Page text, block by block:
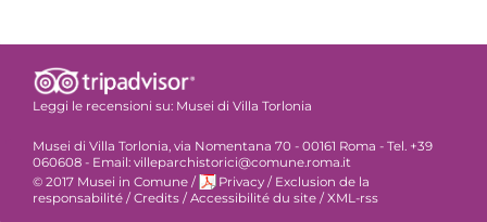
Leggi le recensioni su: Musei di Villa Torlonia
Musei di Villa Torlonia, via Nomentana 70 - 00161 Roma - Tel. +39
060608 - Email: villeparchistorici@comune.roma.it
© 2017 Musei in Comune / Privacy / Exclusion de la
responsabilité / Credits / Accessibilité du site / XML-rss